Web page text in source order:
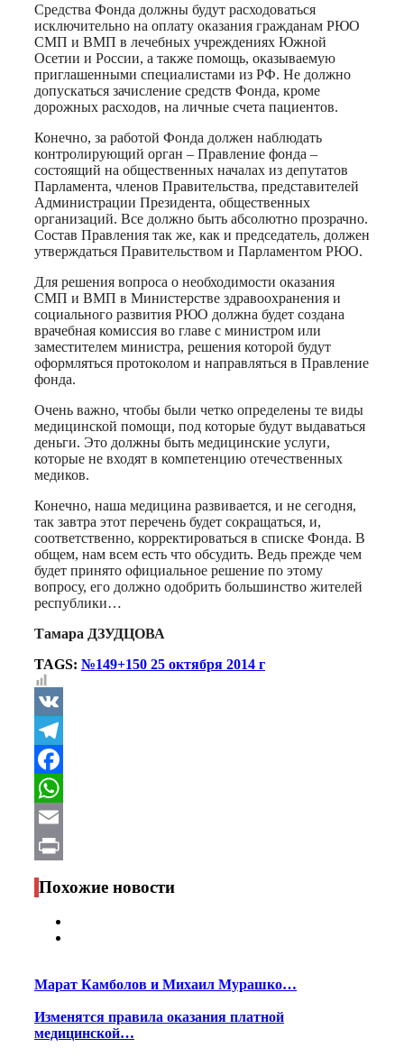
Средства Фонда должны будут расходоваться
исключительно на оплату оказания гражданам РЮО
СМП и ВМП в лечебных учреждениях Южной
Осетии и России, а также помощь, оказываемую
приглашенными специалистами из РФ. Не должно
допускаться зачисление средств Фонда, кроме
дорожных расходов, на личные счета пациентов.
Конечно, за работой Фонда должен наблюдать
контролирующий орган – Правление фонда –
состоящий на общественных началах из депутатов
Парламента, членов Правительства, представителей
Администрации Президента, общественных
организаций. Все должно быть абсолютно прозрачно.
Состав Правления так же, как и председатель, должен
утверждаться Правительством и Парламентом РЮО.
Для решения вопроса о необходимости оказания
СМП и ВМП в Министерстве здравоохранения и
социального развития РЮО должна будет создана
врачебная комиссия во главе с министром или
заместителем министра, решения которой будут
оформляться протоколом и направляться в Правление
фонда.
Очень важно, чтобы были четко определены те виды
медицинской помощи, под которые будут выдаваться
деньги. Это должны быть медицинские услуги,
которые не входят в компетенцию отечественных
медиков.
Конечно, наша медицина развивается, и не сегодня,
так завтра этот перечень будет сокращаться, и,
соответственно, корректироваться в списке Фонда. В
общем, нам всем есть что обсудить. Ведь прежде чем
будет принято официальное решение по этому
вопросу, его должно одобрить большинство жителей
республики…
Тамара ДЗУДЦОВА
TAGS: №149+150 25 октября 2014 г
VK
Telegram
Facebook
WhatsApp
Email
Print
Похожие новости
Марат Камболов и Михаил Мурашко…
Изменятся правила оказания платной
медицинской…